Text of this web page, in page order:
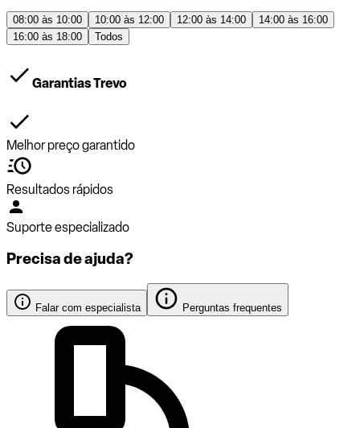
08:00 às 10:00 10:00 às 12:00 12:00 às 14:00
14:00 às 16:00
16:00 às 18:00
Todos
Garantias Trevo
Melhor preço garantido
Resultados rápidos
Suporte especializado
Precisa de ajuda?
Falar com especialista Perguntas frequentes